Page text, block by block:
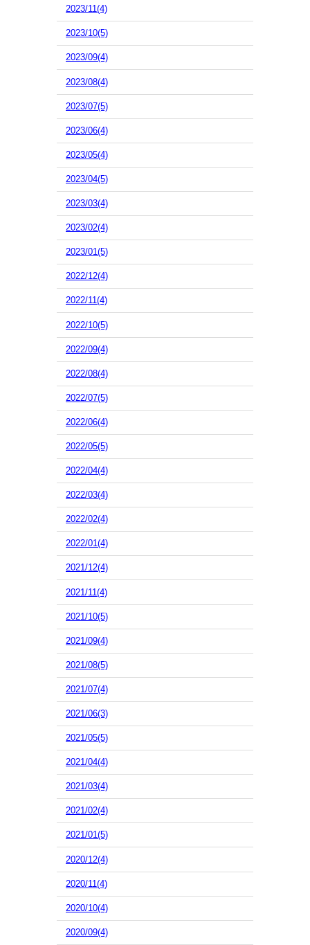
2023/11(4)
2023/10(5)
2023/09(4)
2023/08(4)
2023/07(5)
2023/06(4)
2023/05(4)
2023/04(5)
2023/03(4)
2023/02(4)
2023/01(5)
2022/12(4)
2022/11(4)
2022/10(5)
2022/09(4)
2022/08(4)
2022/07(5)
2022/06(4)
2022/05(5)
2022/04(4)
2022/03(4)
2022/02(4)
2022/01(4)
2021/12(4)
2021/11(4)
2021/10(5)
2021/09(4)
2021/08(5)
2021/07(4)
2021/06(3)
2021/05(5)
2021/04(4)
2021/03(4)
2021/02(4)
2021/01(5)
2020/12(4)
2020/11(4)
2020/10(4)
2020/09(4)